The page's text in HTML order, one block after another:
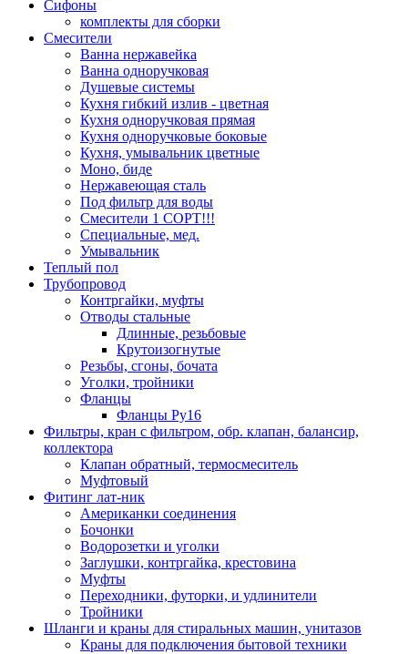
Сифоны
комплекты для сборки
Смесители
Ванна нержавейка
Ванна одноручковая
Душевые системы
Кухня гибкий излив - цветная
Кухня одноручковая прямая
Кухня одноручковые боковые
Кухня, умывальник цветные
Моно, биде
Нержавеющая сталь
Под фильтр для воды
Смесители 1 СОРТ!!!
Специальные, мед.
Умывальник
Теплый пол
Трубопровод
Контргайки, муфты
Отводы стальные
Длинные, резьбовые
Крутоизогнутые
Резьбы, сгоны, бочата
Уголки, тройники
Фланцы
Фланцы Ру16
Фильтры, кран с фильтром, обр. клапан, балансир,
коллектора
Клапан обратный, термосмеситель
Муфтовый
Фитинг лат-ник
Американки соединения
Бочонки
Водорозетки и уголки
Заглушки, контргайка, крестовина
Муфты
Переходники, футорки, и удлинители
Тройники
Шланги и краны для стиральных машин, унитазов
Краны для подключения бытовой техники